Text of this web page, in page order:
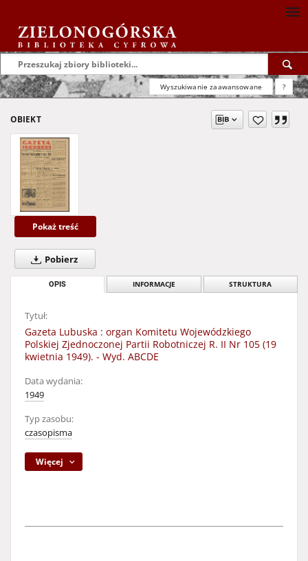
Wyszukiwanie zaawansowane ?
OBIEKT
Pokaż treść
Pobierz
OPIS INFORMACJE STRUKTURA
Tytuł:
Gazeta Lubuska : organ Komitetu Wojewódzkiego
Polskiej Zjednoczonej Partii Robotniczej R. II Nr 105 (19
kwietnia 1949). - Wyd. ABCDE
Data wydania:
1949
Typ zasobu:
czasopisma
Więcej